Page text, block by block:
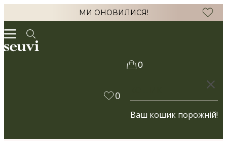
МИ ОНОВИЛИСЯ!
0
0
Ваш кошик порожній!